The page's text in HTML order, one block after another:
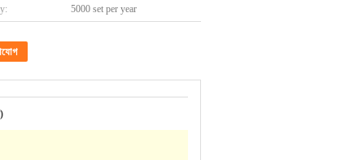
5000 set per year